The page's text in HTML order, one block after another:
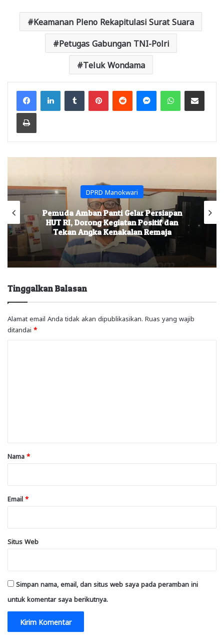
Keamanan Pleno Rekapitulasi Surat Suara
Petugas Gabungan TNI-Polri
Teluk Wondama
FacebookLinkedInTumblr PinterestReddit MessengerWhatsAppShare via Email
Print
DPRD Manokwari
Pemuda Amban Panti Gelar Persiapan
HUT RI, Dorong Kegiatan Positif dan
Tekan Angka Kenakalan Remaja
Tinggalkan Balasan
Alamat email Anda tidak akan dipublikasikan. Ruas yang wajib
ditandai *
rNama *
Email *
Situs Web
Simpan nama, email, dan situs web saya pada peramban ini
untuk komentar saya berikutnya.